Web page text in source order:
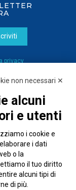
privacy
non necessari ✕
alcuni
e utenti
i cookie e
i dati
o la
il tuo diritto
alcuni tipi di
di più.